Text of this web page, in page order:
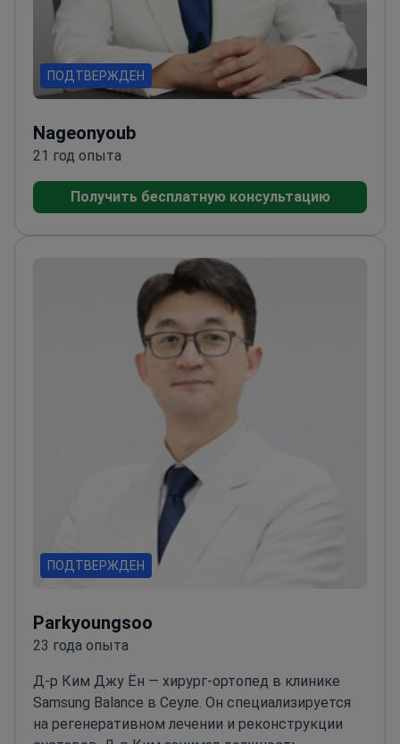
ПОДТВЕРЖДЕН
Nageonyoub
21 год опыта
Получить бесплатную консультацию
ПОДТВЕРЖДЕН
Parkyoungsoo
23 года опыта
Д-р Ким Джу Ён — хирург-ортопед в клинике
Samsung Balance в Сеуле. Он специализируется
на регенеративном лечении и реконструкции